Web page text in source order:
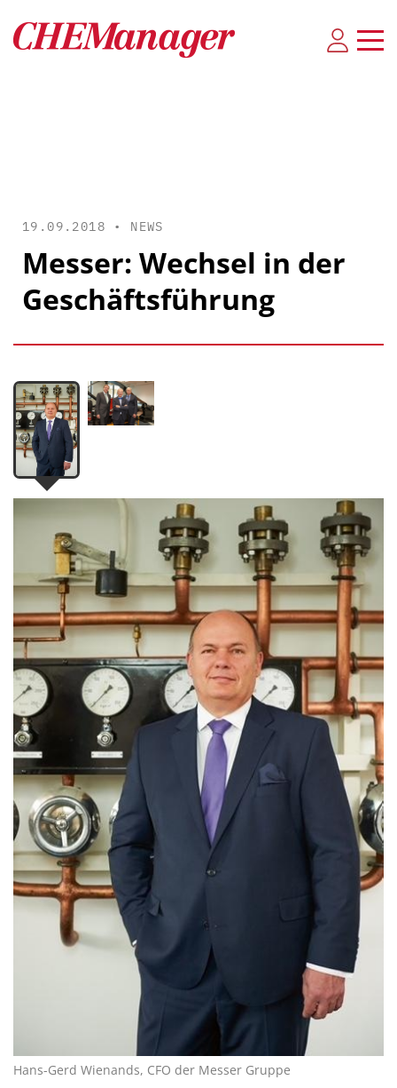
19.09.2018 • NEWS
Messer: Wechsel in der
Geschäftsführung
Hans-Gerd Wienands, CFO der Messer Gruppe